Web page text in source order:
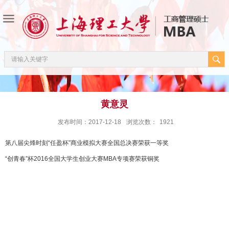
黄意灵
发布时间：2017-12-18 浏览次数： 1921
第八届尖烽时刻“任盈杯”商业模拟大赛全国总决赛荣获一等奖
“创青春”杯2016全国大学生创业大赛MBA专项赛荣获铜奖